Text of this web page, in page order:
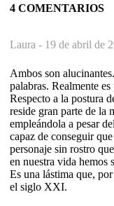
4 COMENTARIOS
Laura - 19 de abril de
Ambos son
palabras. Realmente
Respecto a la postura
reside gran parte de la
empleándola a pesar
capaz de conseguir
personaje sin rostro
en nuestra vida hemos
Es una lástima que,
el siglo XXI.